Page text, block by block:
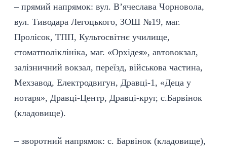
– прямий напрямок: вул. В’ячеслава Чорновола,
вул. Тиводара Легоцького, ЗОШ №19, маг.
Пролісок, ТПП, Культосвітнє училище,
стоматполіклініка, маг. «Орхідея», автовокзал,
залізничний вокзал, переїзд, військова частина,
Мехзавод, Електродвигун, Дравці-1, «Деца у
нотаря», Дравці-Центр, Дравці-круг, с.Барвінок
(кладовище).
– зворотний напрямок: с. Барвінок (кладовище),